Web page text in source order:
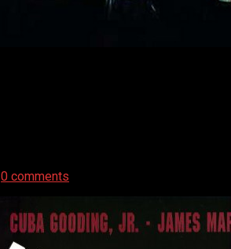
0 comments